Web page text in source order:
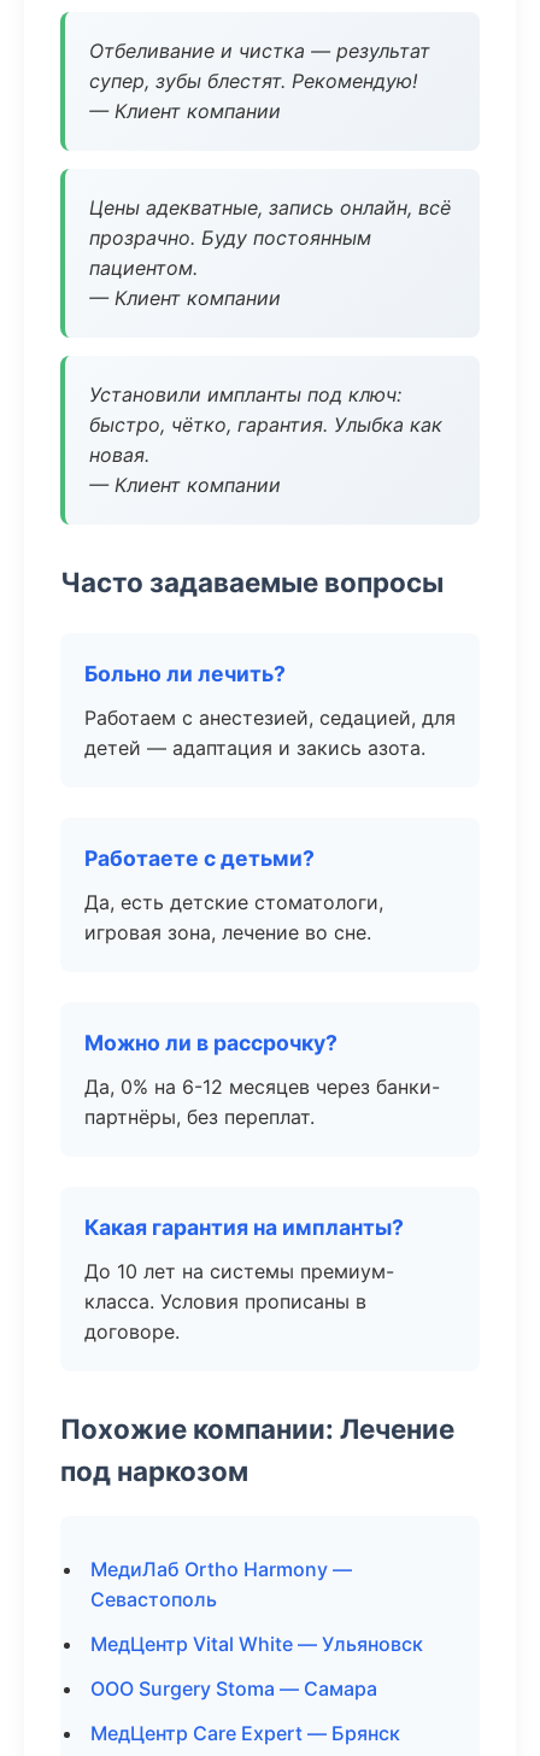
Отбеливание и чистка — результат
супер, зубы блестят. Рекомендую!
— Клиент компании
Цены адекватные, запись онлайн, всё
прозрачно. Буду постоянным
пациентом.
— Клиент компании
Установили импланты под ключ:
быстро, чётко, гарантия. Улыбка как
новая.
— Клиент компании
Часто задаваемые вопросы
Больно ли лечить?
Работаем с анестезией, седацией, для
детей — адаптация и закись азота.
Работаете с детьми?
Да, есть детские стоматологи,
игровая зона, лечение во сне.
Можно ли в рассрочку?
Да, 0% на 6-12 месяцев через банки-
партнёры, без переплат.
Какая гарантия на импланты?
До 10 лет на системы премиум-
класса. Условия прописаны в
договоре.
Похожие компании: Лечение
под наркозом
МедиЛаб Ortho Harmony —
Севастополь
МедЦентр Vital White — Ульяновск
ООО Surgery Stoma — Самара
МедЦентр Care Expert — Брянск